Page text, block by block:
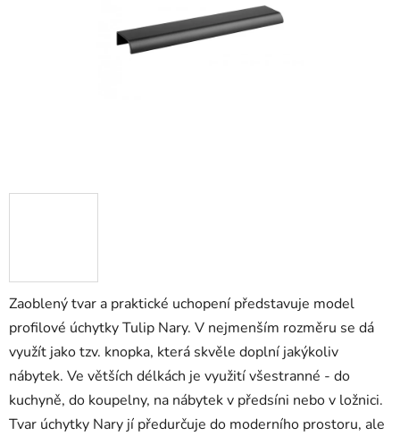
Zaoblený tvar a praktické uchopení představuje model
profilové úchytky Tulip Nary. V nejmenším rozměru se dá
využít jako tzv. knopka, která skvěle doplní jakýkoliv
nábytek. Ve větších délkách je využití všestranné - do
kuchyně, do koupelny, na nábytek v předsíni nebo v ložnici.
Tvar úchytky Nary jí předurčuje do moderního prostoru, ale